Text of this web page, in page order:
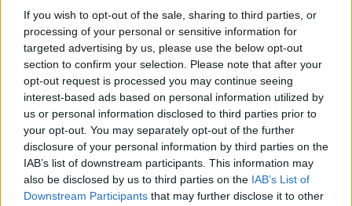
If you wish to opt-out of the sale, sharing to third parties, or
processing of your personal or sensitive information for
targeted advertising by us, please use the below opt-out
section to confirm your selection. Please note that after your
opt-out request is processed you may continue seeing
interest-based ads based on personal information utilized by
us or personal information disclosed to third parties prior to
your opt-out. You may separately opt-out of the further
disclosure of your personal information by third parties on the
IAB’s list of downstream participants. This information may
also be disclosed by us to third parties on the IAB’s List of
Downstream Participants that may further disclose it to other
Foto storica
Esequie solenni
Nostalgia del sangue blu
Teste calde
Non avere e non essere
Armiamoci e... avviatevi
Da Capodanno a Carnevale
Schizzi di fango
Sor-riso amaro
Fine anno al ristorante
La festa di Capodanno
Natale 2024
Re e regnanti